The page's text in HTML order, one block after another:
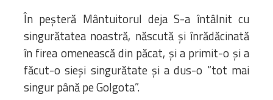
În peșteră Mântuitorul deja S-a întâlnit cu
singurătatea noastră, născută și înrădăcinată
în firea omenească din păcat, și a primit-o și a
făcut-o sieși singurătate și a dus-o “tot mai
singur până pe Golgota”.